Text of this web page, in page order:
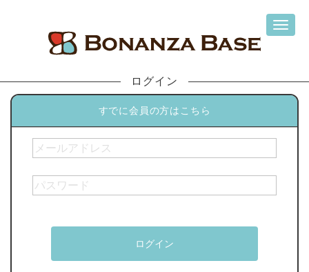
ログイン
すでに会員の方はこちら